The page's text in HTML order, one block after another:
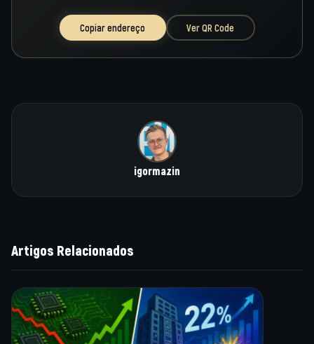
Copiar endereço Ver QR Code
igormazin
Artigos Relacionados